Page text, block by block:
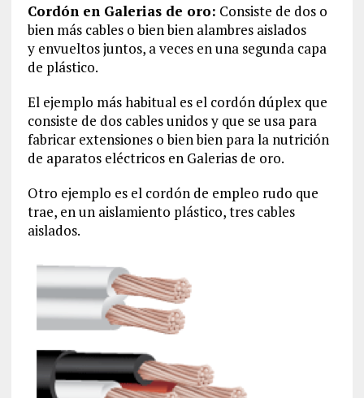
Cordón en Galerias de oro: Consiste de dos o
bien más cables o bien bien alambres aislados
y envueltos juntos, a veces en una segunda capa
de plástico.
El ejemplo más habitual es el cordón dúplex que
consiste de dos cables unidos y que se usa para
fabricar extensiones o bien bien para la nutrición
de aparatos eléctricos en Galerias de oro.
Otro ejemplo es el cordón de empleo rudo que
trae, en un aislamiento plástico, tres cables
aislados.